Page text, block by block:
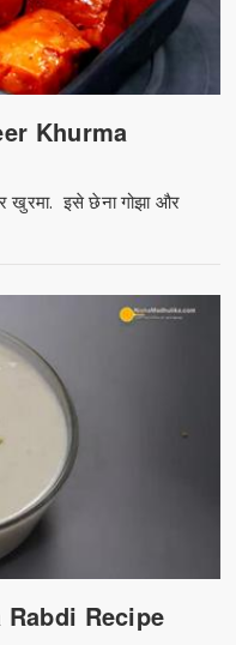
Khurma
खुरमा. इसे छेना गोझा और
Rabdi Recipe